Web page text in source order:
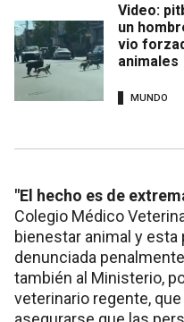
Video:
un
vio
animales
MUNDO
"El hecho es de
Colegio Médico
bienestar animal y esta
denunciada
también al Ministerio,
veterinario regente,